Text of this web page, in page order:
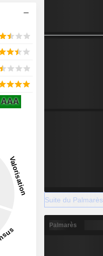
AAA
Suite du Palmarès
Palmarès